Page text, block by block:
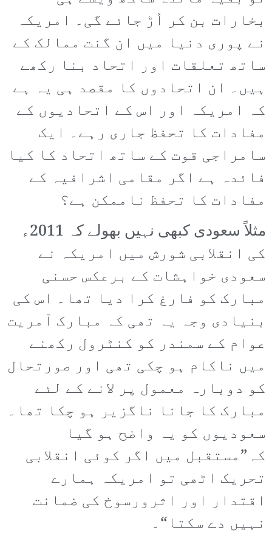
بخارات بن کر اُڑ جائے گی۔ امریکہ
نے پوری دنیا میں ان گنت ممالک کے
ساتھ تعلقات اور اتحاد بنا رکھے
ہیں۔ ان اتحادوں کا مقصد ہی یہ ہے
کہ امریکہ اور اس کے اتحادیوں کے
مفادات کا تحفظ جاری رہے۔ ایک
سامراجی قوت کے ساتھ اتحاد کا کیا
فائدہ ہے اگر مقامی اشرافیہ کے
مفادات کا تحفظ ناممکن ہے؟
مثلاً سعودی کبھی نہیں بھولے کہ 2011ء
کی انقلابی شورش میں امریکہ نے
سعودی خواہشات کے برعکس حسنی
مبارک کو فارغ کرا دیا تھا۔ اس کی
بنیادی وجہ یہ تھی کہ مبارک آمریت
عوام کے سمندر کو کنٹرول رکھنے
میں ناکام ہو چکی تھی اور صورتحال
کو دوبارہ معمول پر لانے کے لئے
مبارک کا جانا ناگزیر ہو چکا تھا۔
سعودیوں کو یہ واضح ہو گیا
کہ”مستقبل میں اگر کوئی انقلابی
تحریک اٹھی تو امریکہ ہمارے
اقتدار اور اثرورسوخ کی ضمانت
نہیں دے سکتا“۔